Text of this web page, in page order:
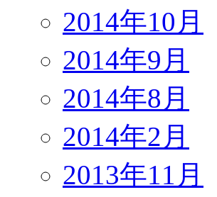
2014年10月
2014年9月
2014年8月
2014年2月
2013年11月